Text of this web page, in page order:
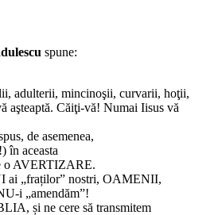
spune:
adulterii, mincinoşii, curvarii, hoţii,
aşteaptă. Căiţi-vă! Numai Iisus vă
de asemenea,
în aceasta
o AVERTIZARE.
ai „fraților” nostri, OAMENII,
i „amendăm”!
și ne cere să transmitem